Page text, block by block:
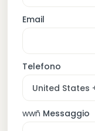
Email
Telefono
wwñ Messaggio